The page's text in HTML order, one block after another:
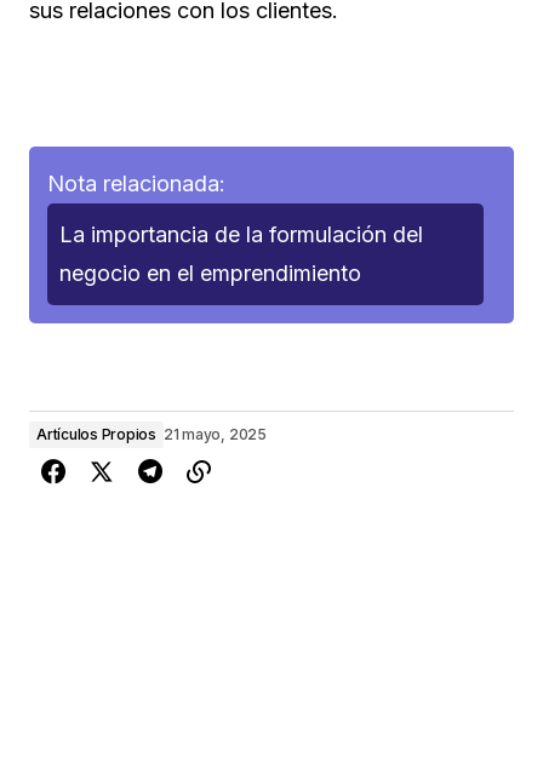
sus relaciones con los clientes.
Nota relacionada:
La importancia de la formulación del
negocio en el emprendimiento
Artículos Propios 21 mayo, 2025